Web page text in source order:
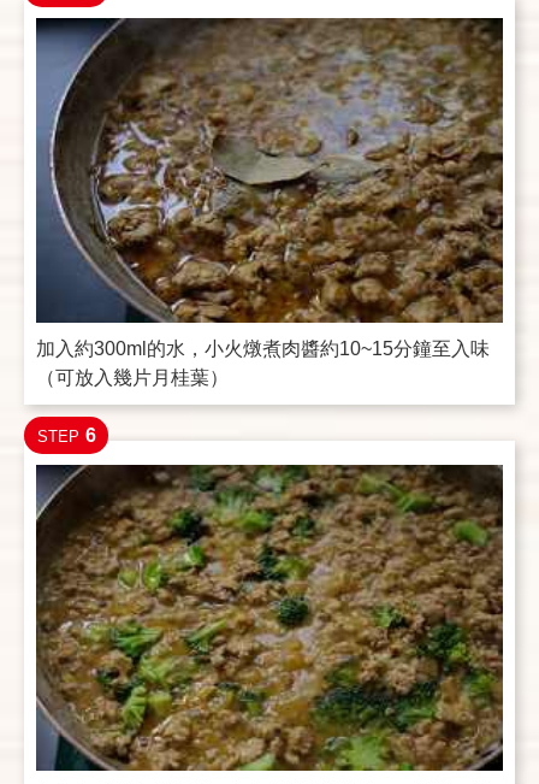
加入約300ml的水，小火燉煮肉醬約10~15分鐘至入味
（可放入幾片月桂葉）
STEP 6